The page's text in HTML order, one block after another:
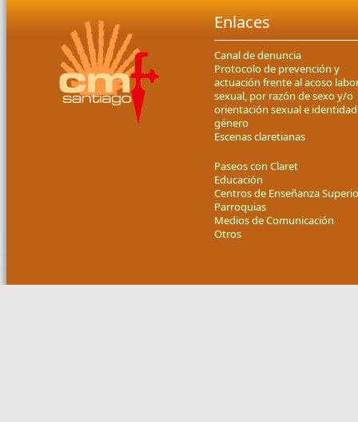
Enlaces
Canal de denuncia
Protocolo de prevención y
actuación frente al acoso
sexual, por razón de sexo y/o
orientación sexual e
género
Escenas claretianas
Paseos con Claret
Educación
Centros de Enseñanza
Parroquias
Medios de Comunicación
Otros